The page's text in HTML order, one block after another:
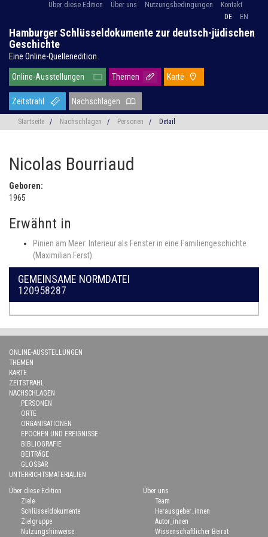
Über diese Edition Über uns Nutzungsbedingungen
Kontakt
DE
EN
Hamburger Schlüsseldokumente zur deutsch-jüdischen
Geschichte
Eine Online-Quellenedition
Online-Ausstellungen Themen Karte
Zeitstrahl Nachschlagen
Startseite / Nachschlagen / Personen / Detail
Nicolas Bourriaud
Geboren:
1965
Erwähnt in
Pinien am Meer: Interieur als Fenster in eine Familiengeschichte
(Maximilian Ferst)
GEMEINSAME NORMDATEI
120958287
ONLINE-AUSSTELLUNGEN
THEMEN
KARTE
ZEITSTRAHL
NACHSCHLAGEN
PERSONEN
ORTE
ORGANISATIONEN
EPOCHEN UND EREIGNISSE
BIBLIOGRAFIE
BEITRÄGE
GLOSSAR
UNTERRICHTSMATERIALIEN
Über diese Edition
Ziele
Schlüsseldokumente
Zielgruppe
Nutzungshinweise
Über uns
Team
Herausgeber_innen
Autor_innen
Wissenschaftlicher Beirat